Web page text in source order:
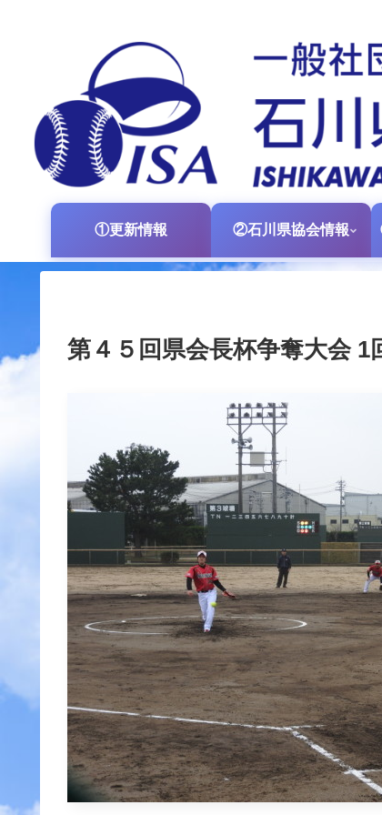
①更新情報 ②石川県協会情報
第４５回県会長杯争奪大会